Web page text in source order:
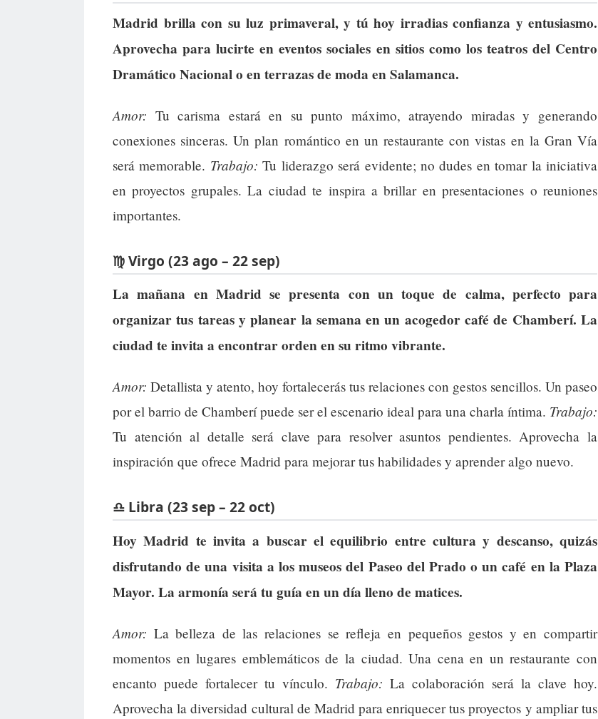
Madrid brilla con su luz primaveral, y tú hoy irradias confianza y entusiasmo.
Aprovecha para lucirte en eventos sociales en sitios como los teatros del Centro
Dramático Nacional o en terrazas de moda en Salamanca.
Amor: Tu carisma estará en su punto máximo, atrayendo miradas y generando
conexiones sinceras. Un plan romántico en un restaurante con vistas en la Gran Vía
será memorable. Trabajo: Tu liderazgo será evidente; no dudes en tomar la iniciativa
en proyectos grupales. La ciudad te inspira a brillar en presentaciones o reuniones
importantes.
♍ Virgo (23 ago – 22 sep)
La mañana en Madrid se presenta con un toque de calma, perfecto para
organizar tus tareas y planear la semana en un acogedor café de Chamberí. La
ciudad te invita a encontrar orden en su ritmo vibrante.
Amor: Detallista y atento, hoy fortalecerás tus relaciones con gestos sencillos. Un paseo
por el barrio de Chamberí puede ser el escenario ideal para una charla íntima. Trabajo:
Tu atención al detalle será clave para resolver asuntos pendientes. Aprovecha la
inspiración que ofrece Madrid para mejorar tus habilidades y aprender algo nuevo.
♎ Libra (23 sep – 22 oct)
Hoy Madrid te invita a buscar el equilibrio entre cultura y descanso, quizás
disfrutando de una visita a los museos del Paseo del Prado o un café en la Plaza
Mayor. La armonía será tu guía en un día lleno de matices.
Amor: La belleza de las relaciones se refleja en pequeños gestos y en compartir
momentos en lugares emblemáticos de la ciudad. Una cena en un restaurante con
encanto puede fortalecer tu vínculo. Trabajo: La colaboración será la clave hoy.
Aprovecha la diversidad cultural de Madrid para enriquecer tus proyectos y ampliar tus